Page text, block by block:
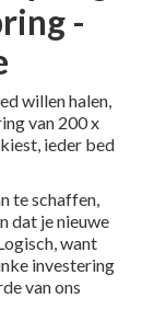
-
willen halen,
van 200 x
ieder bed
te schaffen,
dat je nieuwe
want
investering
van ons